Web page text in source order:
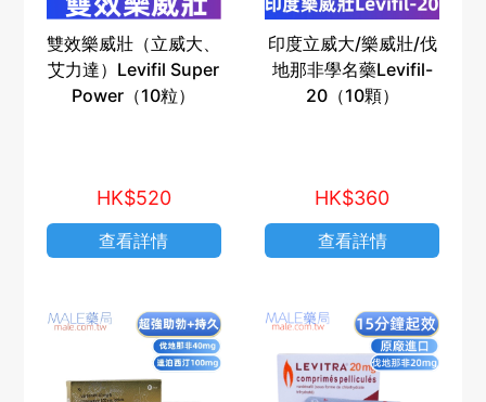
雙效樂威壯（立威大、
艾力達）Levifil Super
Power（10粒）
HK$520
查看詳情
印度立威大/樂威壯/伐
地那非學名藥Levifil-
20（10顆）
HK$360
查看詳情